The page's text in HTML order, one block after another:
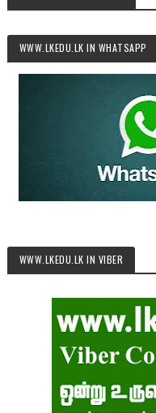
WWW.LKEDU.LK IN WHATSAPP
WWW.LKEDU.LK IN VIBER